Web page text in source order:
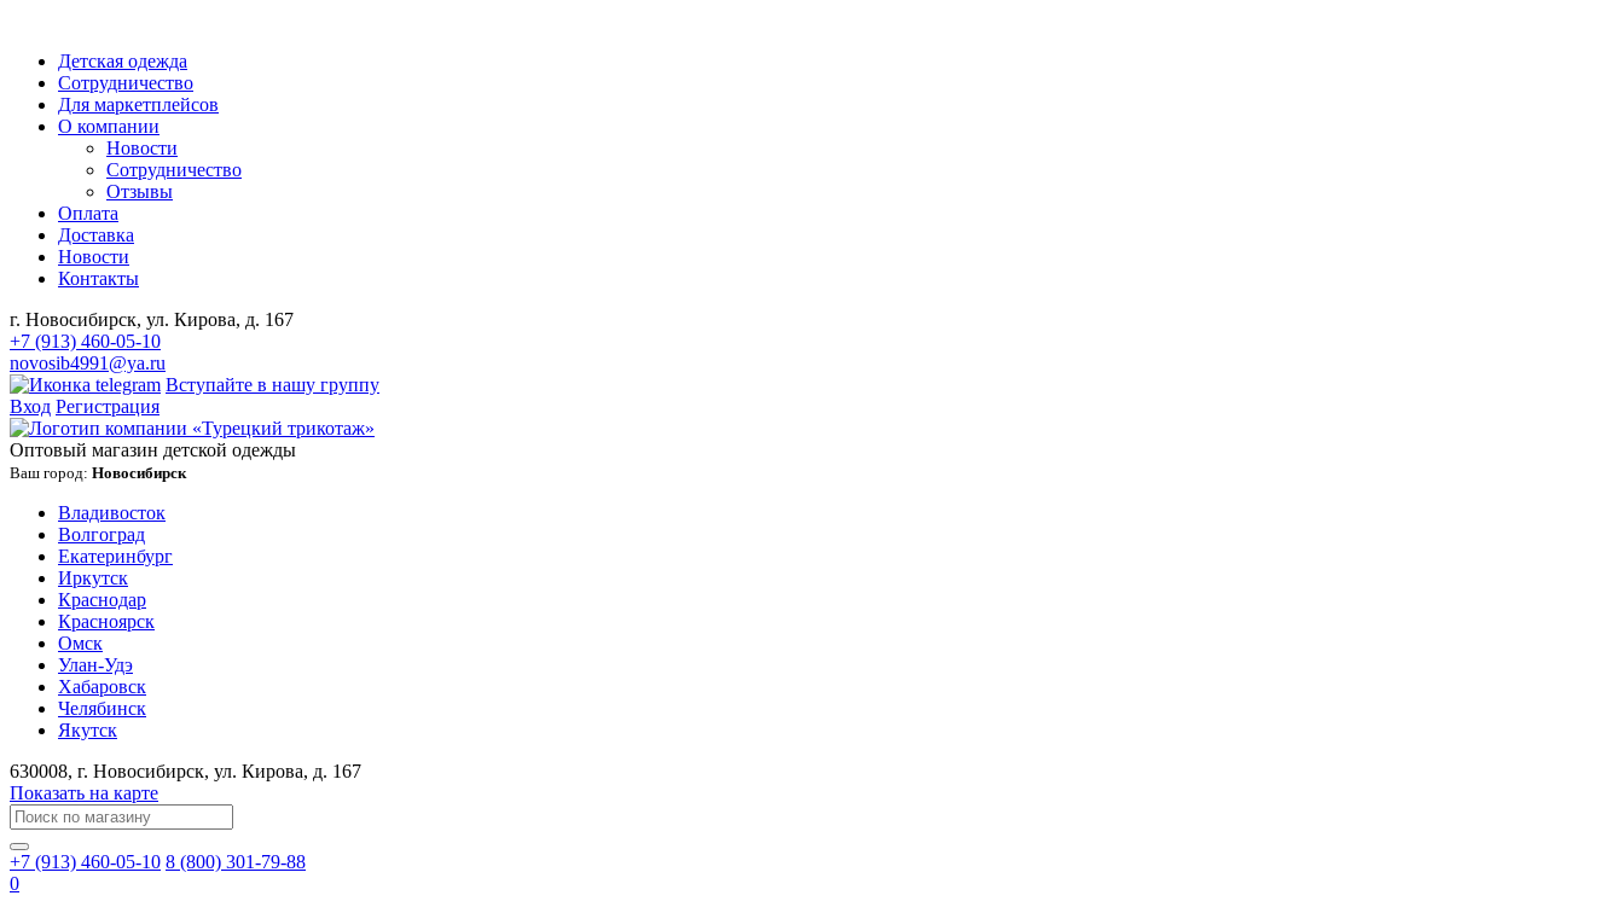
Детская одежда
Сотрудничество
Для маркетплейсов
О компании
Новости
Сотрудничество
Отзывы
Оплата
Доставка
Новости
Контакты
г. Новосибирск, ул. Кирова, д. 167
+7 (913) 460-05-10
novosib4991@ya.ru
Вступайте в нашу группу
Вход Регистрация
Оптовый магазин детской одежды
Ваш город: Новосибирск
Владивосток
Волгоград
Екатеринбург
Иркутск
Краснодар
Красноярск
Омск
Улан-Удэ
Хабаровск
Челябинск
Якутск
630008, г. Новосибирск, ул. Кирова, д. 167
Показать на карте
+7 (913) 460-05-10 8 (800) 301-79-88
0